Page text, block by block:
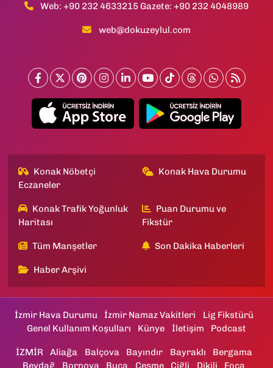
Web: +90 232 4633215 Gazete: +90 232 4048989
web@dokuzeylul.com
Konak Nöbetçi
Eczaneler
Konak Hava Durumu
Konak Trafik Yoğunluk
Haritası
Puan Durumu ve
Fikstür
Tüm Manşetler Son Dakika Haberleri
Haber Arşivi
İzmir Hava Durumu İzmir Namaz Vakitleri
Lig Fikstürü
Genel Kullanım Koşulları
Künye İletişim Podcast
İZMİR Aliağa Balçova Bayındır Bayraklı
Bergama